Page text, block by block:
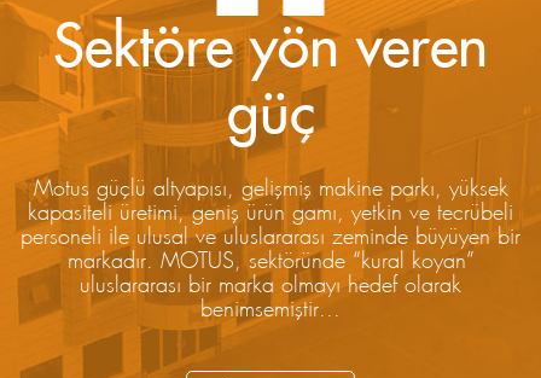
Sektöre yön veren
güç
Motus güçlü altyapısı, gelişmiş makine parkı, yüksek
kapasiteli üretimi, geniş ürün gamı, yetkin ve tecrübeli
personeli ile ulusal ve uluslararası zeminde büyüyen bir
markadır. MOTUS, sektöründe “kural koyan”
uluslararası bir marka olmayı hedef olarak
benimsemiştir...